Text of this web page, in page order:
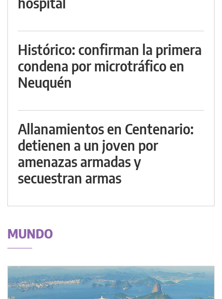
Histórico: confirman la primera
condena por microtráfico en
Neuquén
Allanamientos en Centenario:
detienen a un joven por
amenazas armadas y
secuestran armas
MUNDO